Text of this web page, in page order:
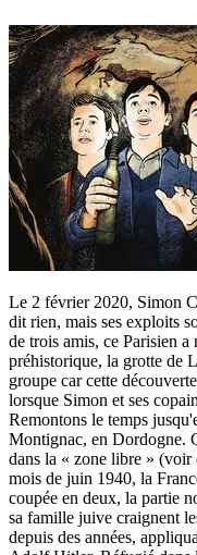
Le 2 février 2020, Simon
dit rien, mais ses exploits
de trois amis, ce Parisien
préhistorique, la grotte de
groupe car cette
lorsque Simon et ses
Remontons le temps
Montignac, en Dordogne.
dans la « zone libre » (voir
mois de juin 1940, la
coupée en deux, la partie
sa famille juive craignent
depuis des années,